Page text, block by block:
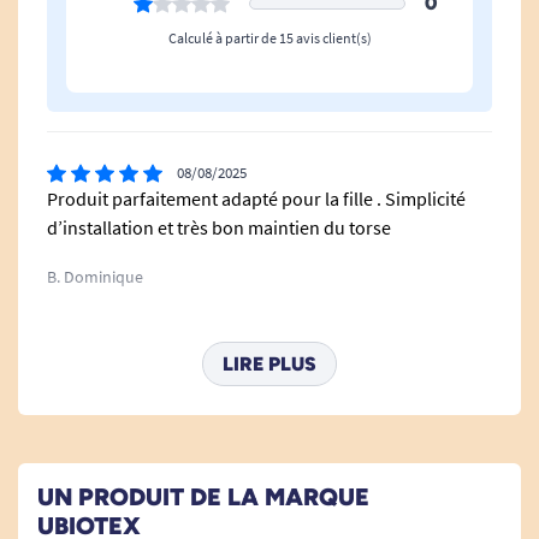
ENTRETIEN :
max : 40°).
Voir tous les produits pour m'aider à être bienveillant (confusion ,
Voir tous les produits pour m'aider à me redresser.
Calculé à partir de 15 avis client(s)
08/08/2025
Produit parfaitement adapté pour la fille . Simplicité
d’installation et très bon maintien du torse
B. Dominique
11/06/2025LIRE PLUS
UN PRODUIT DE LA MARQUE
UBIOTEX